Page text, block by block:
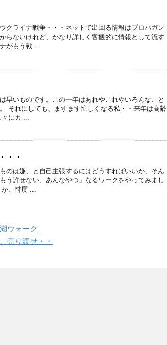
クライナ戦争・・・ネットで出回る情報はプロパガン
らないけれど、かなり詳しく客観的に情報として流す
がもう戦 ...
早いものです。この一年はあれやこれやいろんなこと
それにしても、ますます忙しくなる私・・来年は高齢
々にカ ...
・・
のは嫌、と自己主張するにはどうすればいいか、そん
う許せない、あんなやつ」なるワークをやってみまし
、忖度 ...
ウォーク
売り渡せ・・